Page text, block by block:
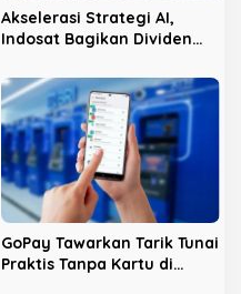
Akselerasi Strategi AI,
Indosat Bagikan Dividen
Pemegang Saham
GoPay Tawarkan Tarik Tunai
Praktis Tanpa Kartu di